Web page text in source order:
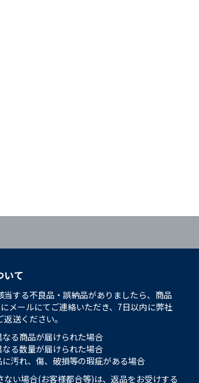
いて
当する不良品・誤納品がありましたら、商品
メールにてご連絡いただき、7日以内に弊社
送ください。
る商品が届けられた場合
る数量が届けられた場合
汚れ、傷、破損等の瑕疵がある場合
ない場合(お客様都合等)は、返品をお受けする